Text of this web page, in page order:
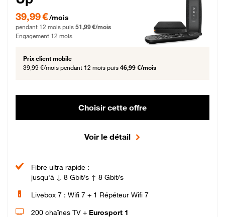
39,99 € par mois pendant 12 mois puis 51,99 € par mois, Engagement 12 mois
39,99 €/mois
pendant 12 mois puis 51,99 €/mois
Engagement 12 mois
Prix client mobile
39,99 €/mois pendant 12 mois puis 46,99 €/mois
Choisir cette offre
Voir le détail
Fibre ultra rapide :
jusqu'à ↓ 8 Gbit/s ↑ 8 Gbit/s
Livebox 7 : Wifi 7 + 1 Répéteur Wifi 7
200 chaînes TV + Eurosport 1